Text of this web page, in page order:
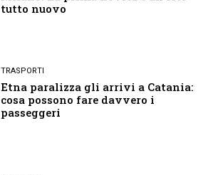
tutto nuovo
TRASPORTI
Etna paralizza gli arrivi a Catania:
cosa possono fare davvero i
passeggeri